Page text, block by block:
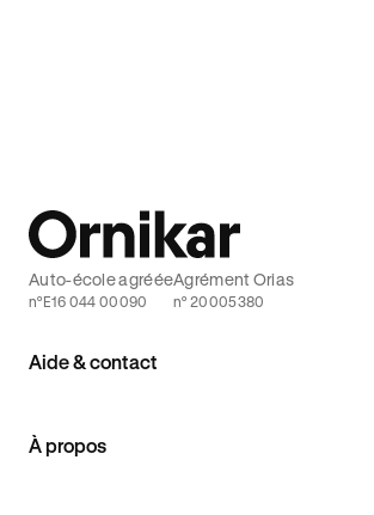
Aide & contact
À propos
Auto-école agréée
n°E16 044 00090
Agrément Orias
n° 20005380